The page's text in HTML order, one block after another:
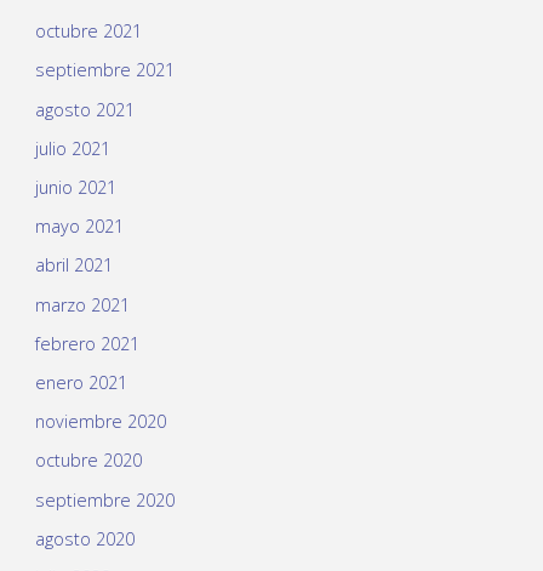
octubre 2021
septiembre 2021
agosto 2021
julio 2021
junio 2021
mayo 2021
abril 2021
marzo 2021
febrero 2021
enero 2021
noviembre 2020
octubre 2020
septiembre 2020
agosto 2020